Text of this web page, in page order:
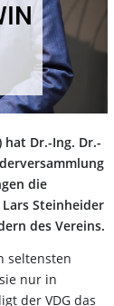
hat Dr.-Ing. Dr.-
die
Steinheider
des Vereins.
seltensten
nur in
der VDG das